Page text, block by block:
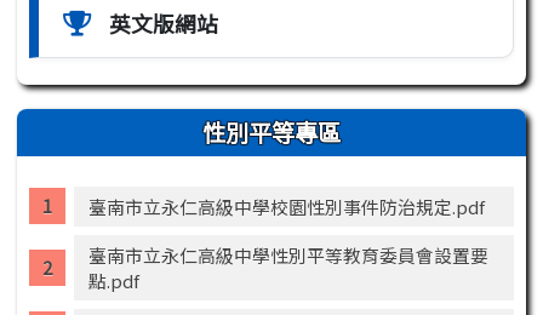
英文版網站
性別平等專區
臺南市立永仁高級中學校園性別事件防治規定.pdf
臺南市立永仁高級中學性別平等教育委員會設置要
點.pdf